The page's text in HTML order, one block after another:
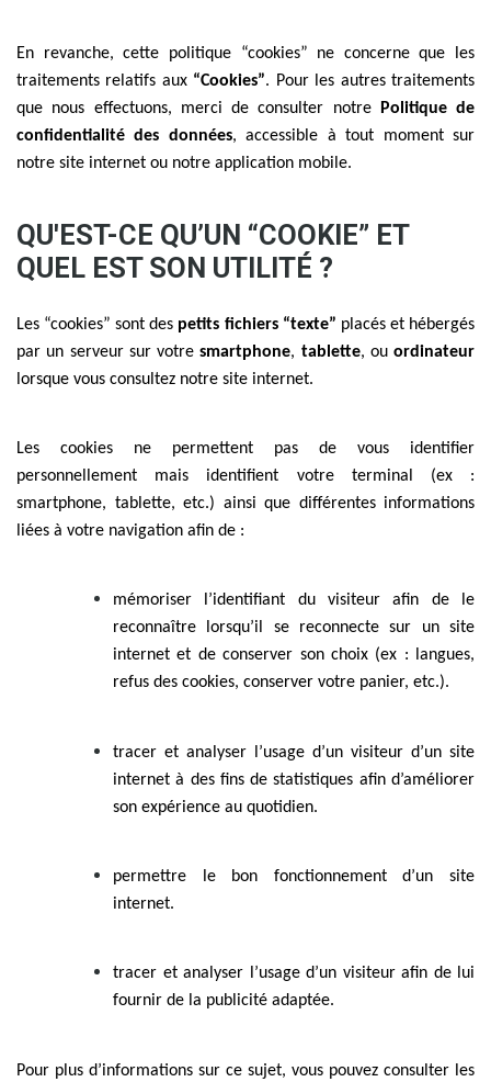
En revanche, cette politique “cookies” ne concerne que les
traitements relatifs aux “Cookies”. Pour les autres traitements
que nous effectuons, merci de consulter notre
Politique de
confidentialité des données, accessible à tout moment sur
notre site internet ou notre application mobile.
QU'EST-CE QU’UN “COOKIE” ET
QUEL EST SON UTILITÉ ?
Les “cookies” sont des petits fichiers “texte” placés et hébergés
par un serveur sur votresmartphone, tablette, ou ordinateur
lorsque vous consultez notre site internet.
Les cookies ne permettent pas de vous identifier
personnellement mais identifient votre terminal (ex :
smartphone, tablette, etc.) ainsi que différentes informations
liées à votre navigation afin de :
mémoriser l’identifiant du visiteur afin de le
reconnaître lorsqu’il se reconnecte sur un site
internet et de conserver son choix (ex : langues,
refus des cookies, conserver votre panier, etc.).
tracer et analyser l’usage d’un visiteur d’un site
internet à des fins de statistiques afin d’améliorer
son expérience au quotidien.
permettre le bon fonctionnement d’un site
internet.
tracer et analyser l’usage d’un visiteur afin de lui
fournir de la publicité adaptée.
Pour plus d’informations sur ce sujet, vous pouvez consulter les